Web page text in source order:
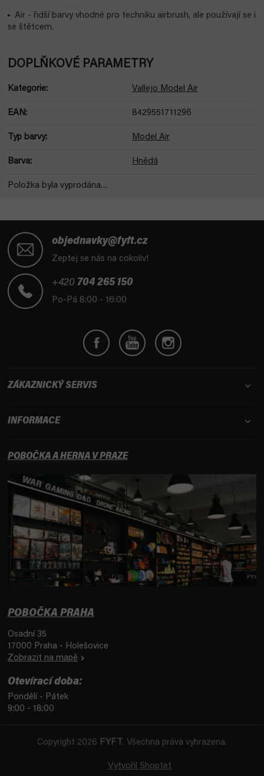
Air - řidší barvy vhodné pro techniku airbrush, ale používají se i
se štětcem.
DOPLŇKOVÉ PARAMETRY
Kategorie: Vallejo Model Air
EAN: 8429551711296
Typ barvy: Model Air
Barva: Hnědá
Položka byla vyprodána…
objednavky@fyft.cz
Zeptej se nás na cokoliv!
+420 704 265 150
Po-Pá 8:00 - 16:00
ZÁKAZNICKÝ SERVIS
INFORMACE
POBOČKA A HERNA V PRAZE
POBOČKA PRAHA
Osadní 35
17000 Praha - Holešovice
Zobrazit na mapě
Otevírací doba:
Pondělí - Pátek
9:00 - 18:00
Vytvořil Shoptet
Copyright 2026 FYFT . Všechna práva vyhrazena.